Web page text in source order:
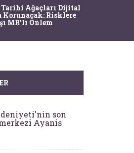
son
Ayanis